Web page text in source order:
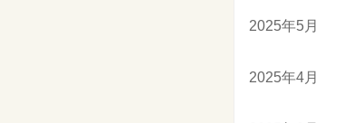
2025年5月
2025年4月